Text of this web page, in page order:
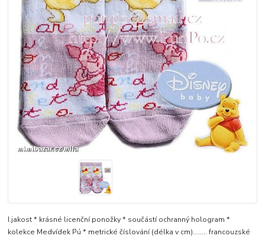
I.jakost * krásné licenční ponožky * součástí ochranný hologram *
kolekce Medvídek Pú * metrické číslování (délka v cm)........ francouzské